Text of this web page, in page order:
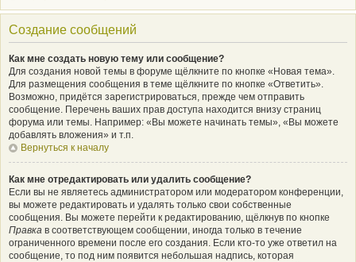
Создание сообщений
Как мне создать новую тему или сообщение?
Для создания новой темы в форуме щёлкните по кнопке «Новая тема».
Для размещения сообщения в теме щёлкните по кнопке «Ответить».
Возможно, придётся зарегистрироваться, прежде чем отправить
сообщение. Перечень ваших прав доступа находится внизу страниц
форума или темы. Например: «Вы можете начинать темы», «Вы можете
добавлять вложения» и т.п.
Вернуться к началу
Как мне отредактировать или удалить сообщение?
Если вы не являетесь администратором или модератором конференции,
вы можете редактировать и удалять только свои собственные
сообщения. Вы можете перейти к редактированию, щёлкнув по кнопке
Правка в соответствующем сообщении, иногда только в течение
ограниченного времени после его создания. Если кто-то уже ответил на
сообщение, то под ним появится небольшая надпись, которая